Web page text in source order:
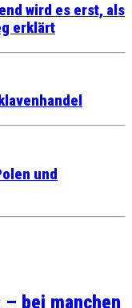
wird es erst, als
erklärt
und
bei manchen